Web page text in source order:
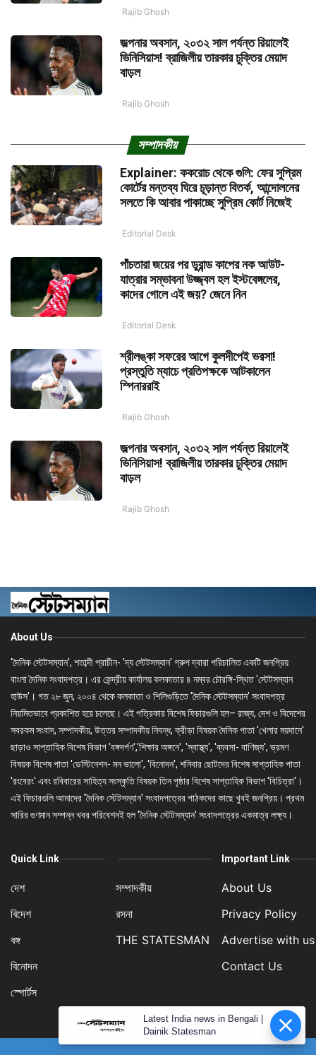
Rajib Ghosh
জল্পনার অবসান, ২০৩২ সাল পর্যন্ত রিয়ালেই
ভিনিসিয়াস! ব্রাজিলীয় তারকার চুক্তির মেয়াদ
বাড়ল
Rajib Ghosh
সম্পাদকীয়
Explainer: ককরোচ থেকে গুলি: ফের সুপ্রিম
কোর্টের মন্তব্য ঘিরে চূড়ান্ত বিতর্ক, আন্দোলনের
সলতে কি আবার পাকাচ্ছে সুপ্রিম কোর্ট নিজেই
Editorial Desk
পাঁচতারা জয়ের পর ডুরান্ড কাপের নক আউট-
যাত্রার সম্ভাবনা উজ্জ্বল হল ইস্টবেঙ্গলের,
কাদের গোলে এই জয়? জেনে নিন
Editorial Desk
শ্রীলঙ্কা সফরের আগে কুলদীপেই ভরসা!
প্রস্তুতি ম্যাচে প্রতিপক্ষকে আটকালেন
স্পিনাররাই
Rajib Ghosh
জল্পনার অবসান, ২০৩২ সাল পর্যন্ত রিয়ালেই
ভিনিসিয়াস! ব্রাজিলীয় তারকার চুক্তির মেয়াদ
বাড়ল
Rajib Ghosh
About Us
'দৈনিক স্টেটসম্যান', শতাব্দী প্রাচীন- 'দ্য স্টেটসম্যান' গ্রুপ দ্বারা পরিচালিত একটি জনপ্রিয়
বাংলা দৈনিক সংবাদপত্র। এর কেন্দ্রীয় কার্যালয় কলকাতার ৪ নম্বর চৌরঙ্গি-স্থিত 'স্টেটসম্যান
হাউস'। গত ২৮ জুন, ২০০৪ থেকে কলকাতা ও শিলিগুড়িতে 'দৈনিক স্টেটসম্যান' সংবাদপত্র
নিয়মিতভাবে প্রকাশিত হয়ে চলেছে। এই পত্রিকার বিশেষ ফিচারগুলি হল– রাজ্য, দেশ ও বিদেশের
সবরকম সংবাদ, সম্পাদকীয়, উত্তর সম্পাদকীয় নিবন্ধ, ক্রীড়া বিষয়ক দৈনিক পাতা 'খেলার ময়দানে'
ছাড়াও সাপ্তাহিক বিশেষ বিভাগ 'বঙ্গদর্পণ','শিক্ষার অঙ্গনে', 'স্বাস্থ্য', 'ব্যবসা- বাণিজ্য', ভ্রমণ
বিষয়ক বিশেষ পাতা 'ডেস্টিনেশন- মন ভালো', 'বিনোদন', শনিবার ছোটদের বিশেষ সাপ্তাহিক পাতা
'রংবেরং' এবং রবিবারের সাহিত্য সংস্কৃতি বিষয়ক তিন পৃষ্ঠার বিশেষ সাপ্তাহিক বিভাগ 'বিচিত্রা'।
এই ফিচারগুলি আমাদের 'দৈনিক স্টেটসম্যান' সংবাদপত্রের পাঠকদের কাছে খুবই জনপ্রিয়। প্রথম
সারির গুণমান সম্পন্ন খবর পরিবেশনই হল 'দৈনিক স্টেটসম্যান' সংবাদপত্রের একমাত্র লক্ষ্য।
Quick Link
দেশ
বিদেশ
বঙ্গ
বিনোদন
স্পোর্টস
সম্পাদকীয়
রসনা
THE STATESMAN
Important Link
About Us
Privacy Policy
Advertise with us
Contact Us
Latest India news in Bengali |
Dainik Statesman